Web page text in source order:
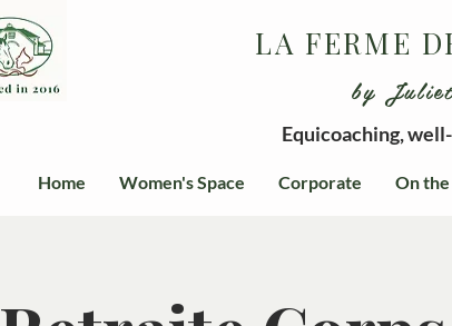
LA FERME
by
Equicoaching,
Home Women's Space Corporate On the